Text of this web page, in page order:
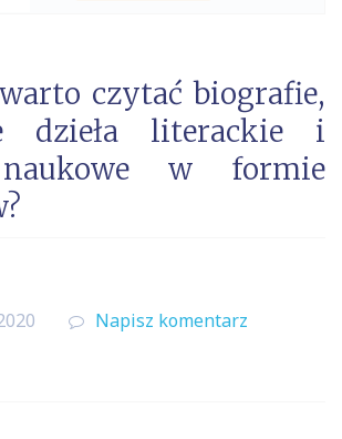
czytać biografie,
dzieła literackie i
w formie
Napisz komentarz